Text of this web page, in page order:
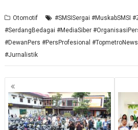
Otomotif
#SMSISergai #MuskabSMSI
#SerdangBedagai #MediaSiber
#DewanPers #PersProfesional
#Jurnalistik
Navigasi
pos